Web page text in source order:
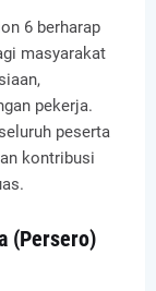
6 berharap
masyarakat
pekerja.
peserta
kontribusi
(Persero)